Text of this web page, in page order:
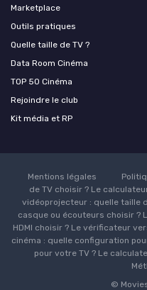
Marketplace
Outils pratiques
Quelle taille de TV ?
Data Room Cinéma
TOP 50 Cinéma
Rejoindre le club
Kit média et RP
Mentions légales
de TV choisir ? Le
vidéoprojecteur : quelle taille
casque ou écouteurs choisir ?
HDMI choisir ? Le vérificateur
cinéma : quelle configuration
pour votre TV ? Le
©